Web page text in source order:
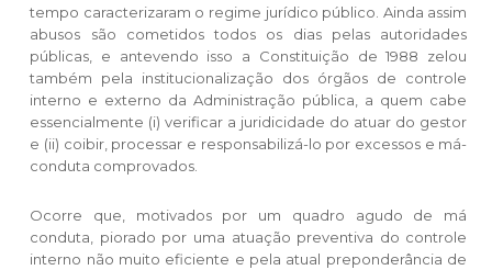
tempo caracterizaram o regime jurídico público. Ainda assim
abusos são cometidos todos os dias pelas autoridades
públicas, e antevendo isso a Constituição de 1988 zelou
também pela institucionalização dos órgãos de controle
interno e externo da Administração pública, a quem cabe
essencialmente (i) verificar a juridicidade do atuar do gestor
e (ii) coibir, processar e responsabilizá-lo por excessos e má-
conduta comprovados.
Ocorre que, motivados por um quadro agudo de má
conduta, piorado por uma atuação preventiva do controle
interno não muito eficiente e pela atual preponderância de